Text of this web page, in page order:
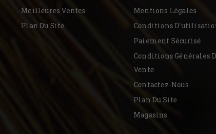
Meilleures Ventes
Plan Du Site
Mentions Légales
Conditions
Paiement Sécurisé
Conditions Générales
Vente
Contactez-Nous
Plan Du Site
Magasins